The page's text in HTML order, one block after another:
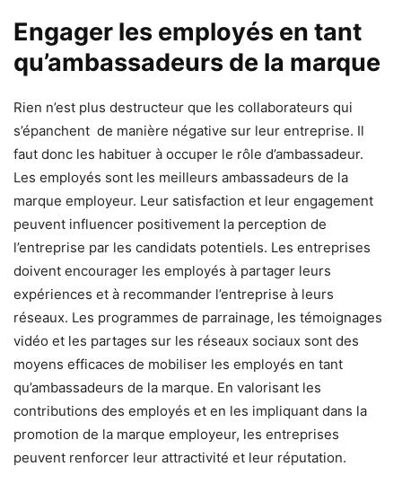
Engager les employés en tant
qu’ambassadeurs de la marque
Rien n’est plus destructeur que les collaborateurs qui
s’épanchent de manière négative sur leur entreprise. Il
faut donc les habituer à occuper le rôle d’ambassadeur.
Les employés sont les meilleurs ambassadeurs de la
marque employeur. Leur satisfaction et leur engagement
peuvent influencer positivement la perception de
l’entreprise par les candidats potentiels. Les entreprises
doivent encourager les employés à partager leurs
expériences et à recommander l’entreprise à leurs
réseaux. Les programmes de parrainage, les témoignages
vidéo et les partages sur les réseaux sociaux sont des
moyens efficaces de mobiliser les employés en tant
qu’ambassadeurs de la marque. En valorisant les
contributions des employés et en les impliquant dans la
promotion de la marque employeur, les entreprises
peuvent renforcer leur attractivité et leur réputation.